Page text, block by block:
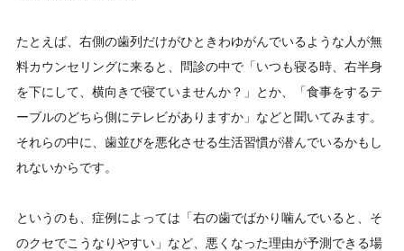
たとえば、右側の歯列だけがひときわゆがんでいるような人が無
料カウンセリングに来ると、問診の中で「いつも寝る時、右半身
を下にして、横向きで寝ていませんか？」とか、「食事をするテ
ーブルのどちら側にテレビがありますか」などと聞いてみます。
それらの中に、歯並びを悪化させる生活習慣が潜んでいるかもし
れないからです。
というのも、症例によっては「右の歯でばかり噛んでいると、そ
のクセでこうなりやすい」など、悪くなった理由が予測できる場